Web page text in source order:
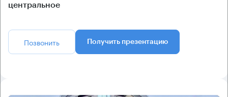
центральное
Позвонить Получить презентацию